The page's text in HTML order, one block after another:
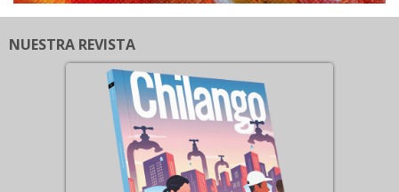
NUESTRA REVISTA